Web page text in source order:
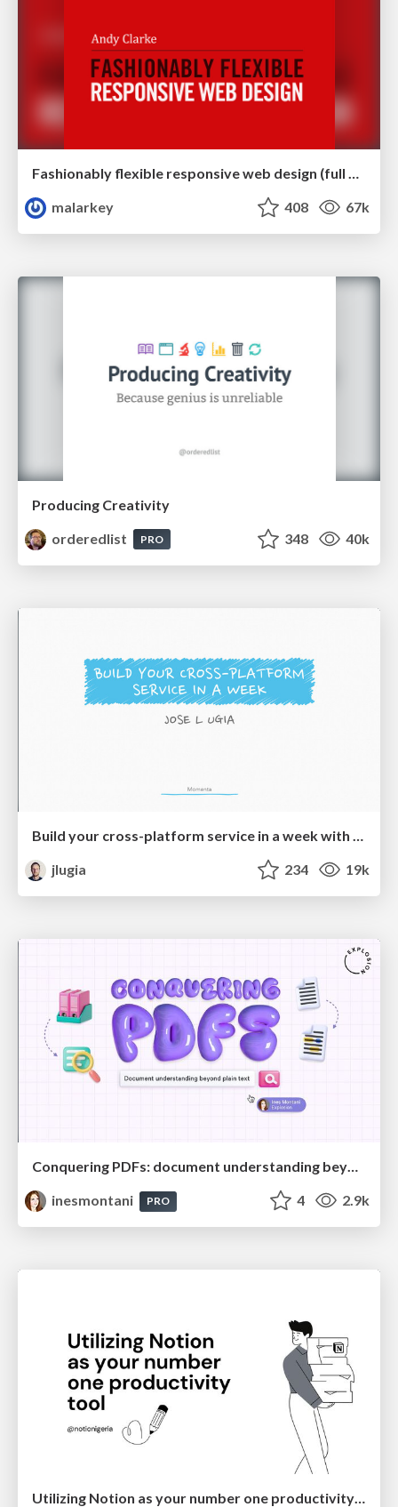
Fashionably flexible responsive web design (full day workshop)
malarkey
408 67k
Producing Creativity
orderedlist
PRO 348 40k
Build your cross-platform service in a week with App Engine
jlugia
234 19k
Conquering PDFs: document understanding beyond plain text
inesmontani
PRO 4 2.9k
Utilizing Notion as your number one productivity tool